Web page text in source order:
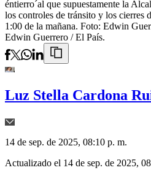
éntierro´al que supuestamente la
los controles de tránsito y los cierres
1:00 de la mañana. Foto: Edwin
Edwin Guerrero / El País.
Luz Stella Cardona
14 de sep. de 2025, 08:10 p. m.
Actualizado el 14 de sep. de 2025,